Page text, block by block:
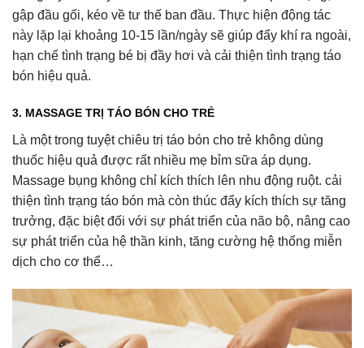
gập đầu gối, kéo về tư thế ban đầu. Thực hiện động tác
này lặp lại khoảng 10-15 lần/ngày sẽ giúp đẩy khí ra ngoài,
hạn chế tình trạng bé bị đầy hơi và cải thiện tình trạng táo
bón hiệu quả.
3. MASSAGE TRỊ TÁO BÓN CHO TRẺ
Là một trong tuyệt chiêu trị táo bón cho trẻ không dùng
thuốc hiệu quả được rất nhiều mẹ bỉm sữa áp dụng.
Massage bụng không chỉ kích thích lên nhu động ruột. cải
thiện tình trạng táo bón mà còn thúc đẩy kích thích sự tăng
trưởng, đặc biệt đối với sự phát triển của não bộ, nâng cao
sự phát triển của hệ thần kinh, tăng cường hệ thống miễn
dịch cho cơ thể…